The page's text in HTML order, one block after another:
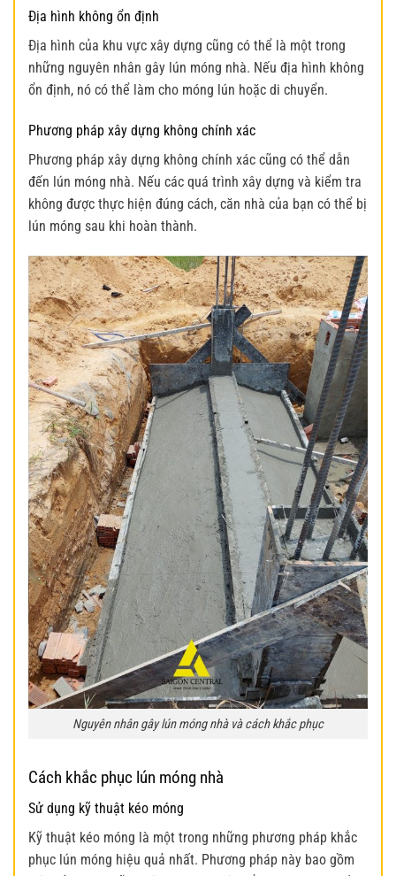
Địa hình không ổn định
Địa hình của khu vực xây dựng cũng có thể là một trong
những nguyên nhân gây lún móng nhà. Nếu địa hình không
ổn định, nó có thể làm cho móng lún hoặc di chuyển.
Phương pháp xây dựng không chính xác
Phương pháp xây dựng không chính xác cũng có thể dẫn
đến lún móng nhà. Nếu các quá trình xây dựng và kiểm tra
không được thực hiện đúng cách, căn nhà của bạn có thể bị
lún móng sau khi hoàn thành.
Nguyên nhân gây lún móng nhà và cách khắc phục
Cách khắc phục lún móng nhà
Sử dụng kỹ thuật kéo móng
Kỹ thuật kéo móng là một trong những phương pháp khắc
phục lún móng hiệu quả nhất. Phương pháp này bao gồm